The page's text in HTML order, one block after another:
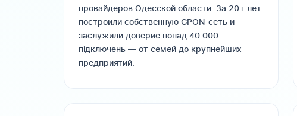
провайдеров Одесской области. За 20+ лет
построили собственную GPON-сеть и
заслужили доверие понад 40 000
підключень — от семей до крупнейших
предприятий.